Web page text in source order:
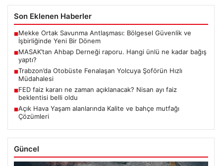
Son Eklenen Haberler
■Mekke Ortak Savunma Antlaşması: Bölgesel Güvenlik ve
İşbirliğinde Yeni Bir Dönem
■MASAK’tan Ahbap Derneği raporu. Hangi ünlü ne kadar bağış
yaptı?
■Trabzon’da Otobüste Fenalaşan Yolcuya Şoförün Hızlı
Müdahalesi
■FED faiz kararı ne zaman açıklanacak? Nisan ayı faiz
beklentisi belli oldu
■Açık Hava Yaşam alanlarında Kalite ve bahçe mutfağı
Çözümleri
Güncel